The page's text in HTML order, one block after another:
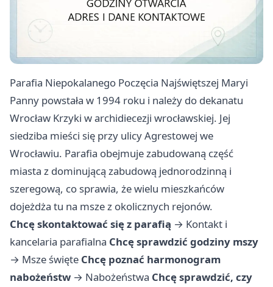
Parafia Niepokalanego Poczęcia Najświętszej Maryi
Panny powstała w 1994 roku i należy do dekanatu
Wrocław Krzyki w archidiecezji wrocławskiej. Jej
siedziba mieści się przy ulicy Agrestowej we
Wrocławiu. Parafia obejmuje zabudowaną część
miasta z dominującą zabudową jednorodzinną i
szeregową, co sprawia, że wielu mieszkańców
dojeżdża tu na msze z okolicznych rejonów.
Chcę skontaktować się z parafią → Kontakt i
kancelaria parafialna Chcę sprawdzić godziny mszy
→ Msze święte Chcę poznać harmonogram
nabożeństw → Nabożeństwa Chcę sprawdzić, czy